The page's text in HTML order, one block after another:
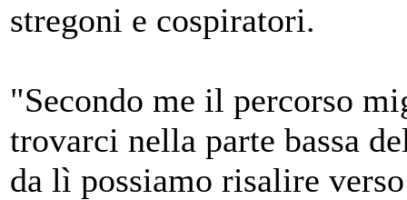
stregoni e cospiratori.
"Secondo me il percorso
trovarci nella parte bassa
da lì possiamo risalire